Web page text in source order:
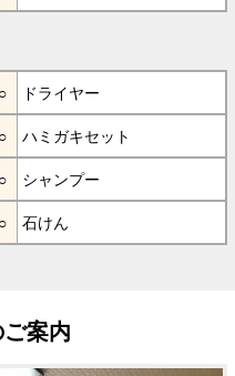
ドライヤー
ハミガキセット
シャンプー
石けん
案内